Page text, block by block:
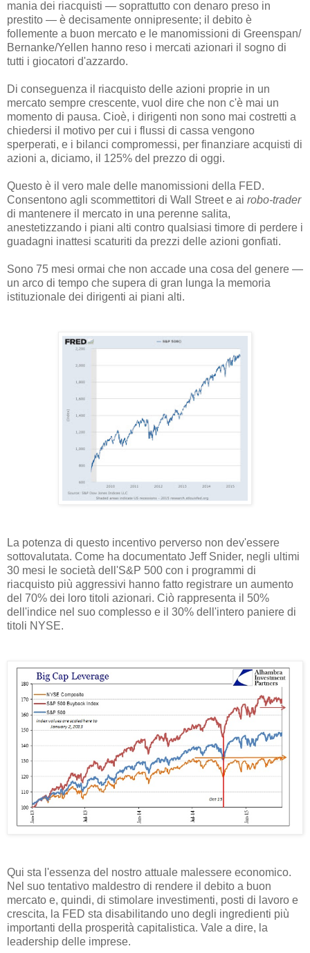
mania dei riacquisti — soprattutto con denaro preso in
prestito — è decisamente onnipresente; il debito è
follemente a buon mercato e le manomissioni di Greenspan/
Bernanke/Yellen hanno reso i mercati azionari il sogno di
tutti i giocatori d'azzardo.
Di conseguenza il riacquisto delle azioni proprie in un
mercato sempre crescente, vuol dire che non c'è mai un
momento di pausa. Cioè, i dirigenti non sono mai costretti a
chiedersi il motivo per cui i flussi di cassa vengono
sperperati, e i bilanci compromessi, per finanziare acquisti di
azioni a, diciamo, il 125% del prezzo di oggi.
Questo è il vero male delle manomissioni della FED.
Consentono agli scommettitori di Wall Street e ai robo-trader
di mantenere il mercato in una perenne salita,
anestetizzando i piani alti contro qualsiasi timore di perdere i
guadagni inattesi scaturiti da prezzi delle azioni gonfiati.
Sono 75 mesi ormai che non accade una cosa del genere —
un arco di tempo che supera di gran lunga la memoria
istituzionale dei dirigenti ai piani alti.
La potenza di questo incentivo perverso non dev'essere
sottovalutata. Come ha documentato Jeff Snider, negli ultimi
30 mesi le società dell'S&P 500 con i programmi di
riacquisto più aggressivi hanno fatto registrare un aumento
del 70% dei loro titoli azionari. Ciò rappresenta il 50%
dell'indice nel suo complesso e il 30% dell'intero paniere di
titoli NYSE.
Qui sta l'essenza del nostro attuale malessere economico.
Nel suo tentativo maldestro di rendere il debito a buon
mercato e, quindi, di stimolare investimenti, posti di lavoro e
crescita, la FED sta disabilitando uno degli ingredienti più
importanti della prosperità capitalistica. Vale a dire, la
leadership delle imprese.